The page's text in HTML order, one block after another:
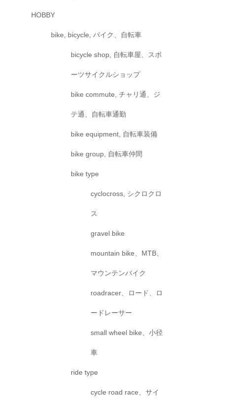
HOBBY
bike, bicycle, バイク、自転車
bicycle shop, 自転車屋、スポ
ーツサイクルショップ
bike commute, チャリ通、ジ
テ通、自転車通勤
bike equipment, 自転車装備
bike group, 自転車仲間
bike type
cyclocross, シクロクロ
ス
gravel bike
mountain bike、MTB、
マウンテンバイク
roadracer、ロード、ロ
ードレーサー
small wheel bike、小径
車
ride type
cycle road race、サイ